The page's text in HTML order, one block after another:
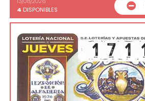
4 DISPONIBLES